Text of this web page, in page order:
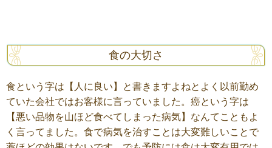
食の大切さ
食という字は【人に良い】と書きますよねとよく以前勤め
ていた会社ではお客様に言っていました。癌という字は
【悪い品物を山ほど食べてしまった病気】なんてこともよ
く言ってました。食で病気を治すことは大変難しいことで